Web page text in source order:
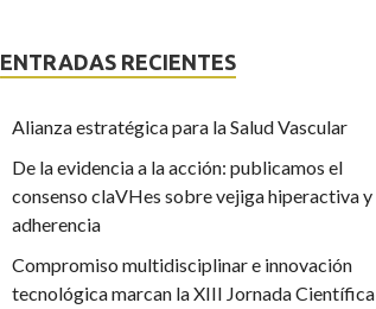
ENTRADAS RECIENTES
Alianza estratégica para la Salud Vascular
De la evidencia a la acción: publicamos el
consenso claVHes sobre vejiga hiperactiva y
adherencia
Compromiso multidisciplinar e innovación
tecnológica marcan la XIII Jornada Científica